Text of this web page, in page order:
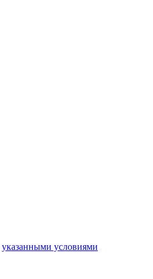
указанными условиями